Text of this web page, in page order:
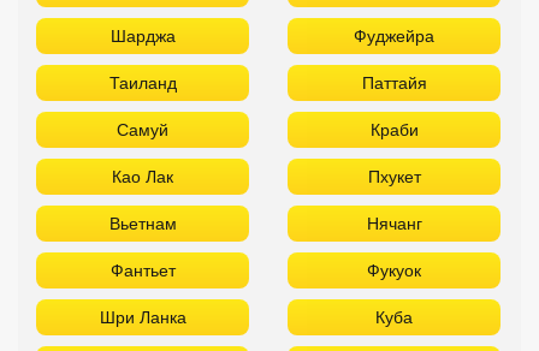
Шарджа Фуджейра
Таиланд Паттайя
Самуй Краби
Као Лак Пхукет
Вьетнам Нячанг
Фантьет Фукуок
Шри Ланка Куба